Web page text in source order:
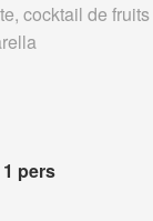
cocktail de fruits
pers